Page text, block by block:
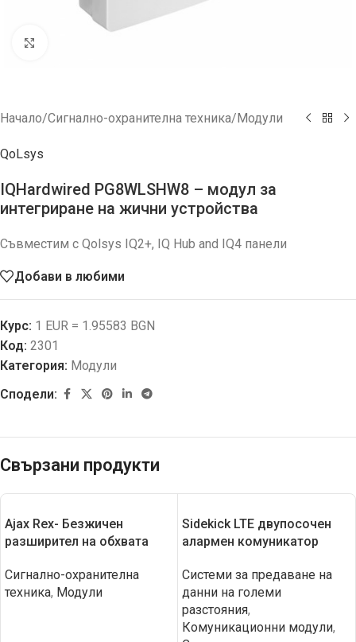
Начало/Сигнално-охранителна техника/Модули
QoLsys
IQHardwired PG8WLSHW8 – модул за
интегриране на жични устройства
Съвместим с Qolsys IQ2+, IQ Hub and IQ4 панели​
Добави в любими
Курс: 1 EUR = 1.95583 BGN
Код: 2301
Категория: Модули
Сподели:
Свързани продукти
Ajax Rex- Безжичен
разширител на обхвата
Сигнално-охранителна
техника, Модули
Sidekick LTE двупосочен
алармен комуникатор
Системи за предаване на
данни на големи
разстояния,
Комуникационни модули,